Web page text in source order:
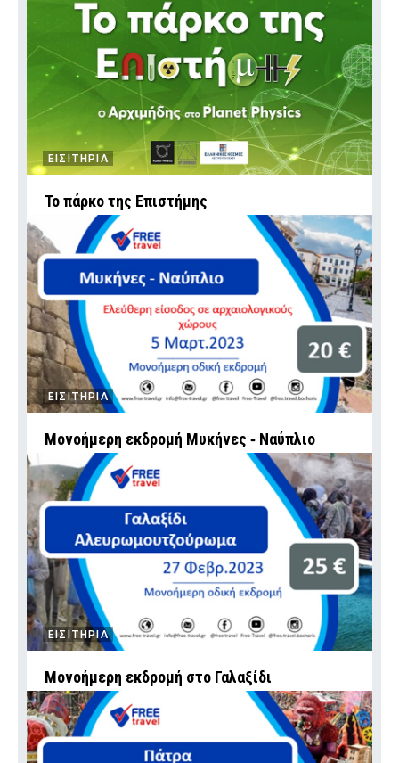
ΕΙΣΙΤΗΡΙΑ
To πάρκο της Επιστήμης
ΕΙΣΙΤΗΡΙΑ
Μονοήμερη εκδρομή Μυκήνες ‑ Ναύπλιο
ΕΙΣΙΤΗΡΙΑ
Μονοήμερη εκδρομή στο Γαλαξίδι